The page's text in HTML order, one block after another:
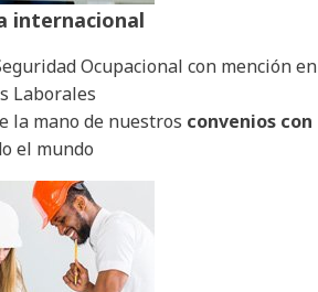
internacional
Ocupacional con mención en
Laborales
la mano de nuestros convenios con
el mundo